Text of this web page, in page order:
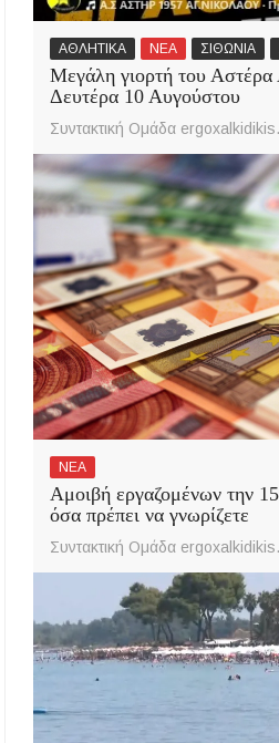
ΑΘΛΗΤΙΚΑ ΝΕΑ ΣΙΘΩΝΙΑ
Μεγάλη γιορτή του Αστέρα
Δευτέρα 10 Αυγούστου
Συντακτική Ομάδα
ΝΕΑ
Αμοιβή εργαζομένων την
όσα πρέπει να γνωρίζετε
Συντακτική Ομάδα